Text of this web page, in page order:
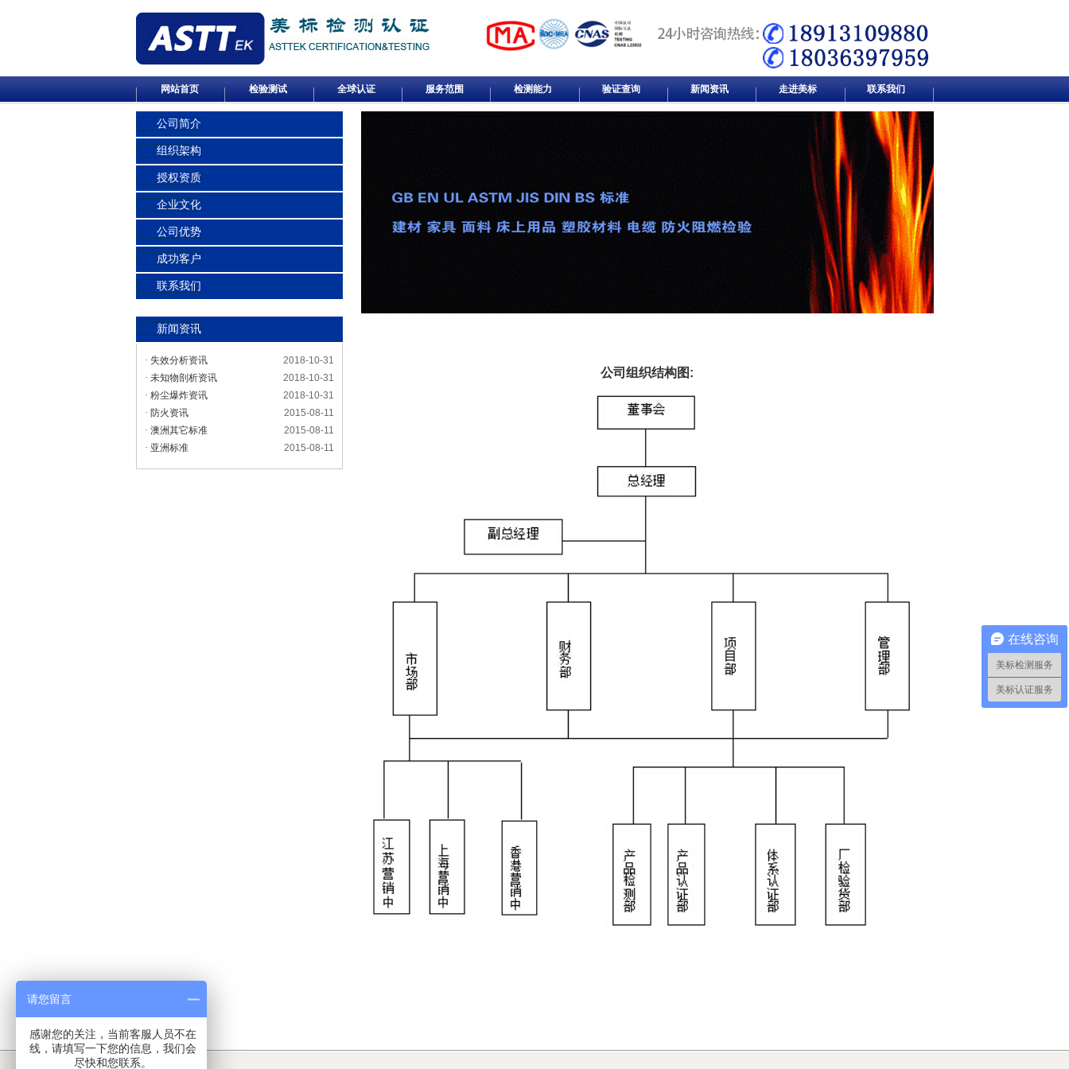
网站首页 检验测试 全球认证 服务范围 检测能力 验证查询 新闻资讯 走进美标 联系我们
公司简介
组织架构
授权资质
企业文化
公司优势
成功客户
联系我们
新闻资讯
2018-10-31
· 失效分析资讯
2018-10-31
· 未知物剖析资讯
2018-10-31
· 粉尘爆炸资讯
2015-08-11
· 防火资讯
2015-08-11
· 澳洲其它标准
2015-08-11
· 亚洲标准
公司组织结构图:
在线咨询
美标检测服务
美标认证服务
请您留言
感谢您的关注，当前客服人员不在
线，请填写一下您的信息，我们会
尽快和您联系。